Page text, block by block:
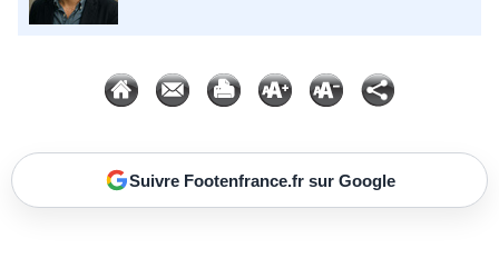
Suivre Footenfrance.fr sur Google